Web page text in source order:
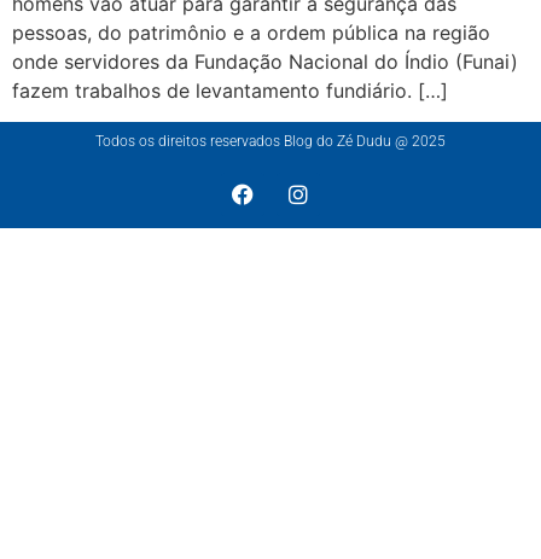
pessoas, do patrimônio e a ordem pública na região
onde servidores da Fundação Nacional do Índio (Funai)
fazem trabalhos de levantamento fundiário. […]
Todos os direitos reservados Blog do Zé Dudu @ 2025